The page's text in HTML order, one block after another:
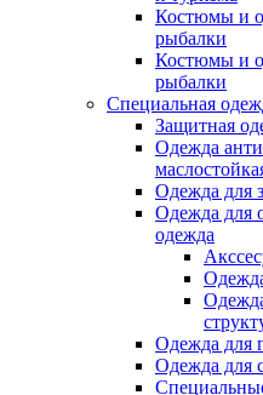
Костюмы и
рыбалки
Костюмы и
рыбалки
Специальная
Защитная
Одежда
Одежда для
Одежда для
одежда
Одежда для
Одежда для